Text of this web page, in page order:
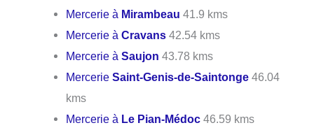
Mercerie à Mirambeau 41.9 kms
Mercerie àCravans 42.54 kms
Mercerie àSaujon 43.78 kms
MercerieSaint-Genis-de-Saintonge 46.04
kms
Mercerie à Le Pian-Médoc 46.59 kms